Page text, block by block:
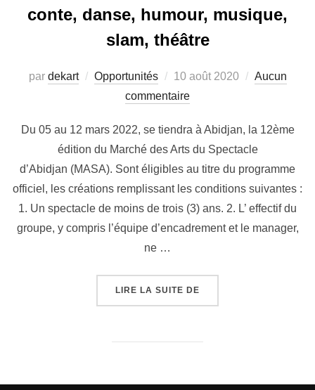
conte, danse, humour, musique,
slam, théâtre
par dekart Opportunités 10 août 2020
Aucun
commentaire
Du 05 au 12 mars 2022, se tiendra à Abidjan, la 12ème
édition du Marché des Arts du Spectacle
d’Abidjan (MASA). Sont éligibles au titre du programme
officiel, les créations remplissant les conditions suivantes :
1. Un spectacle de moins de trois (3) ans. 2. L’ effectif du
groupe, y compris l’équipe d’encadrement et le manager,
ne …
LIRE LA SUITE DE